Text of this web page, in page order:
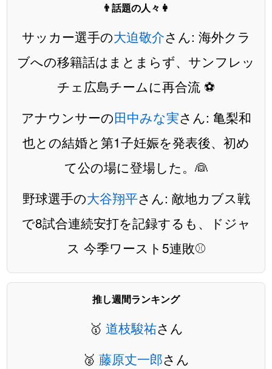
👨話題の人々👩
サッカー選手の大迫敬介さん: 海外クラ
ブへの移籍話はまとまらず、サンフレッ
チェ広島チームに再合流 ⚽️
アナウンサーの田中みな実さん: 亀梨和
也との結婚と第1子妊娠を発表後、初め
て公の場に登場した。👰
野球選手の大谷翔平さん: 敵地カブス戦
で8試合連続安打を記録するも、ドジャ
ス 今季ワースト5連敗⚾️
推し週間ランキング
🥇 道枝駿祐さん
🥈 藤原丈一郎さん